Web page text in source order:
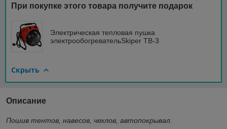
При покупке этого товара получите подарок
Электрическая тепловая пушка
электрообогревательSkiper ТВ-3
Скрыть
Описание
Пошив тентов, навесов, чехлов, автопокрывал.